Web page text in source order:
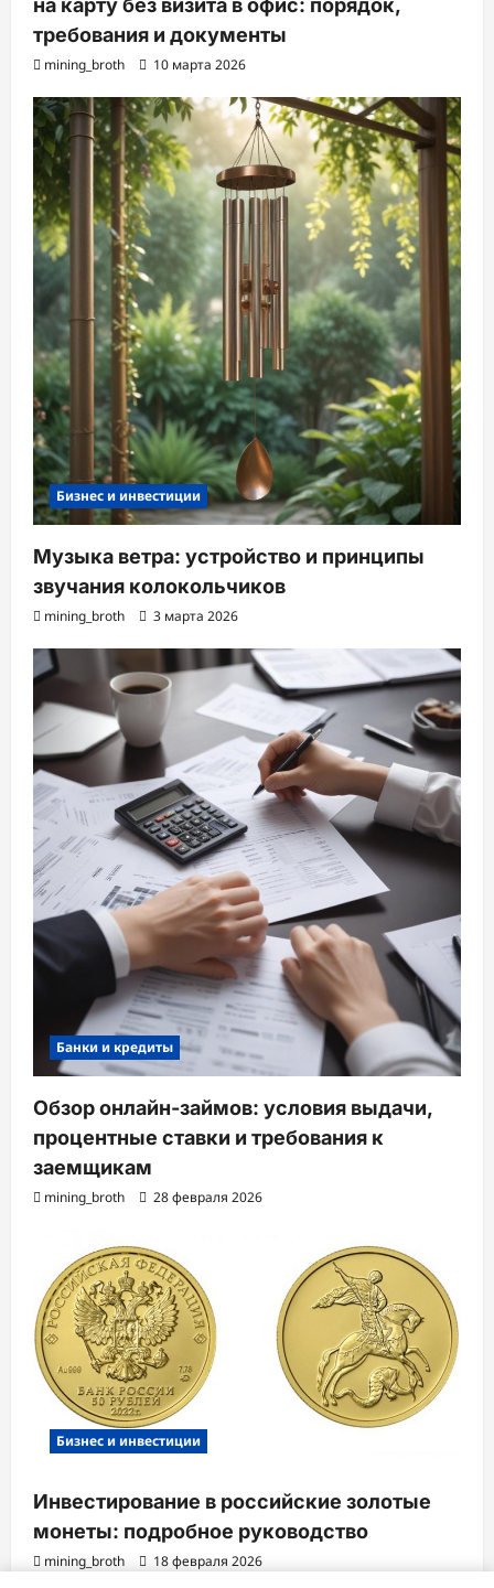
на карту без визита в офис: порядок,
требования и документы
mining_broth 10 марта 2026
Бизнес и инвестиции
Музыка ветра: устройство и принципы
звучания колокольчиков
mining_broth 3 марта 2026
Банки и кредиты
Обзор онлайн-займов: условия выдачи,
процентные ставки и требования к
заемщикам
mining_broth 28 февраля 2026
Бизнес и инвестиции
Инвестирование в российские золотые
монеты: подробное руководство
mining_broth 18 февраля 2026